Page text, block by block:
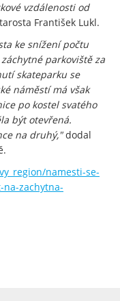
vzdálenosti od
František Lukl.
ke snížení počtu
parkoviště za
skateparku se
náměstí má však
po kostel svatého
být otevřená.
na druhý,"dodal
namesti-se-
zachytna-